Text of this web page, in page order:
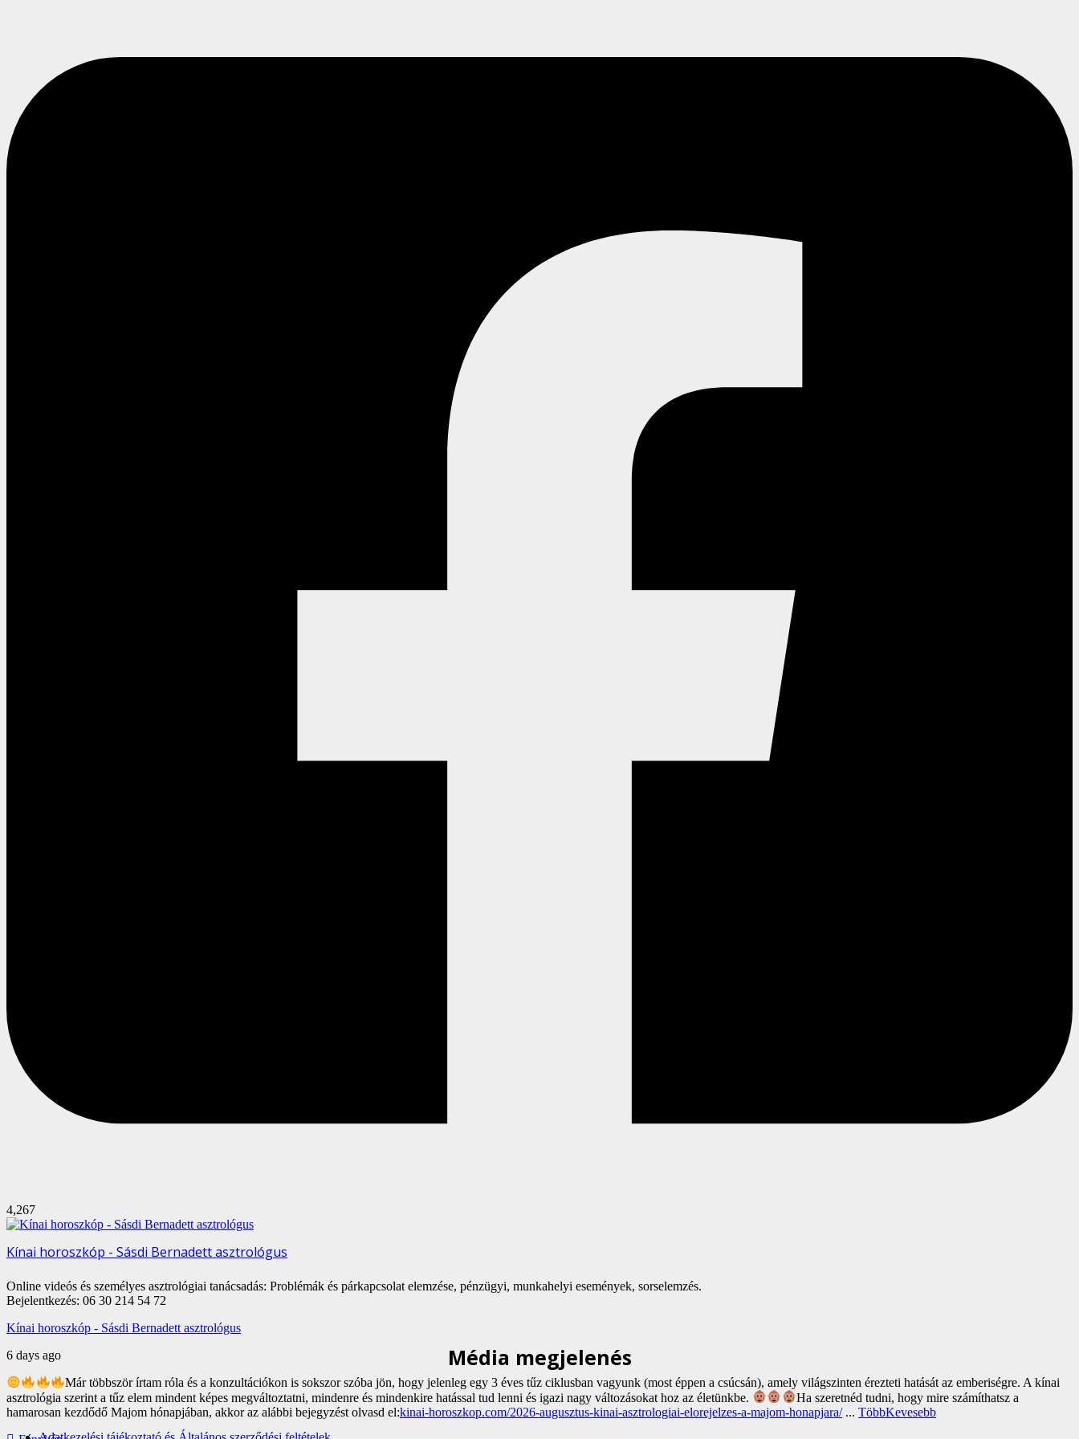
4,267
Kínai horoszkóp - Sásdi Bernadett asztrológus
Online videós és személyes asztrológiai tanácsadás: Problémák és párkapcsolat elemzése, pénzügyi, munkahelyi események, sorselemzés.
Bejelentkezés: 06 30 214 54 72
Kínai horoszkóp - Sásdi Bernadett asztrológus
6 days ago
Már többször írtam róla és a konzultációkon is sokszor szóba jön, hogy jelenleg egy 3 éves tűz ciklusban vagyunk (most éppen a csúcsán), amely világszinten érezteti hatását az emberiségre. A kínai
asztrológia szerint a tűz elem mindent képes megváltoztatni, mindenre és mindenkire hatással tud lenni és igazi nagy változásokat hoz az életünkbe.
Ha szeretnéd tudni, hogy mire számíthatsz a
hamarosan kezdődő Majom hónapjában, akkor az alábbi bejegyzést olvasd el:kinai-horoszkop.com/2026-augusztus-kinai-asztrologiai-elorejelzes-a-majom-honapjara/ ... TöbbKevesebb
Média megjelenés